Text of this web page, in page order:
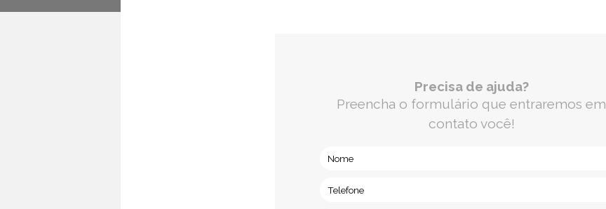
Precisa de ajuda?
Preencha o formulário que entraremos em
contato você!